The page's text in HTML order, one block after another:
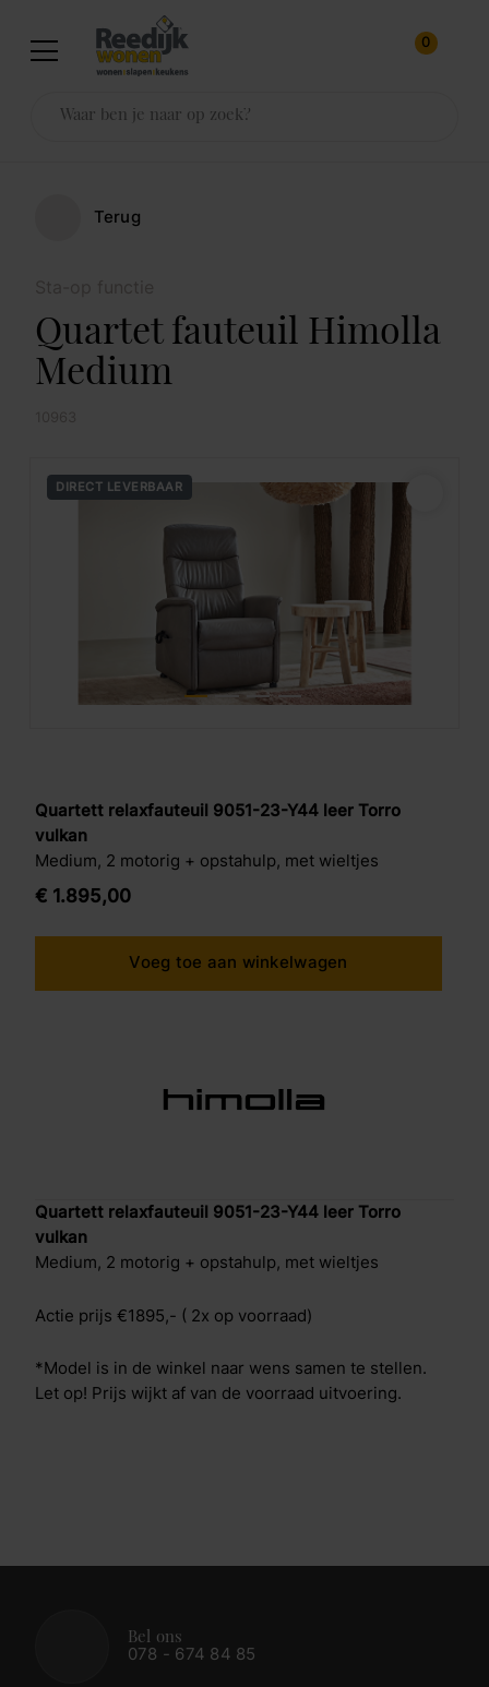
0
Terug
Quartet fauteuil Himolla
Medium
DIRECT LEVERBAAR
Quartett relaxfauteuil 9051-23-Y44 leer Torro
vulkan
Medium, 2 motorig + opstahulp, met wieltjes
€ 1.895,00
Voeg toe aan winkelwagen
Quartett relaxfauteuil 9051-23-Y44 leer Torro
vulkan
Medium, 2 motorig + opstahulp, met wieltjes
Actie prijs €1895,- ( 2x op voorraad)
*Model is in de winkel naar wens samen te stellen.
Let op! Prijs wijkt af van de voorraad uitvoering.
Bel ons
078 - 674 84 85